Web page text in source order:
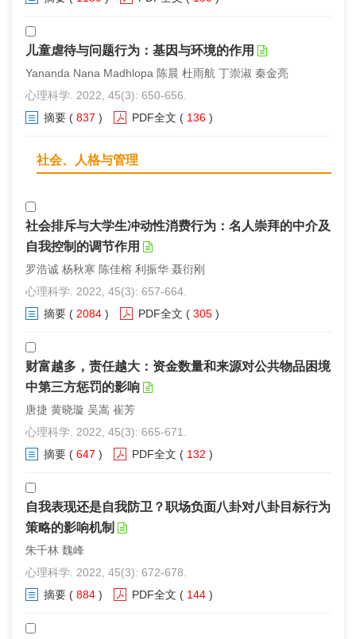
儿童虐待与问题行为：基因与环境的作用
Yananda Nana Madhlopa 陈晨 杜雨航 丁崇淑 秦金亮
心理科学. 2022, 45(3): 650-656.
摘要 ( 837 ) PDF全文 ( 136 )
社会、人格与管理
社会排斥与大学生冲动性消费行为：名人崇拜的中介及
自我控制的调节作用
罗浩诚 杨秋寒 陈佳榕 利振华 聂衍刚
心理科学. 2022, 45(3): 657-664.
摘要 ( 2084 ) PDF全文 ( 305 )
财富越多，责任越大：资金数量和来源对公共物品困境
中第三方惩罚的影响
唐捷 黄晓璇 吴嵩 崔芳
心理科学. 2022, 45(3): 665-671.
摘要 ( 647 ) PDF全文 ( 132 )
自我表现还是自我防卫？职场负面八卦对八卦目标行为
策略的影响机制
朱千林 魏峰
心理科学. 2022, 45(3): 672-678.
摘要 ( 884 ) PDF全文 ( 144 )